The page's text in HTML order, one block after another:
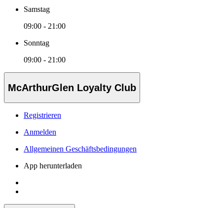
Samstag
09:00 - 21:00
Sonntag
09:00 - 21:00
McArthurGlen Loyalty Club
Registrieren
Anmelden
Allgemeinen Geschäftsbedingungen
App herunterladen